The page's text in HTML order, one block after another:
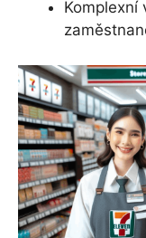
Komplexní